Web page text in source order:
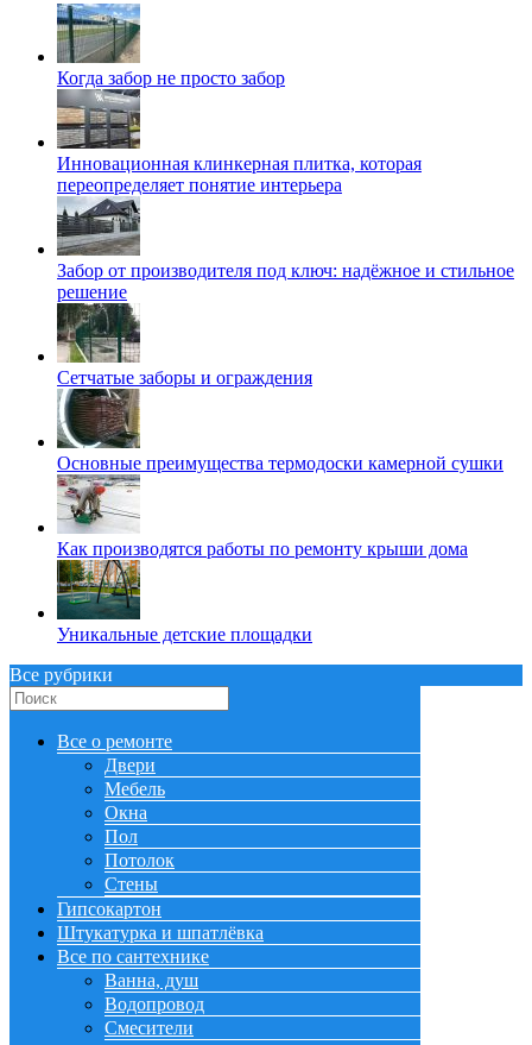
Когда забор не просто забор
Инновационная клинкерная плитка, которая
переопределяет понятие интерьера
Забор от производителя под ключ: надёжное и стильное
решение
Сетчатые заборы и ограждения
Основные преимущества термодоски камерной сушки
Как производятся работы по ремонту крыши дома
Уникальные детские площадки
Все рубрики
Все о ремонте
Двери
Мебель
Окна
Пол
Потолок
Стены
Гипсокартон
Штукатурка и шпатлёвка
Все по сантехнике
Ванна, душ
Водопровод
Смесители